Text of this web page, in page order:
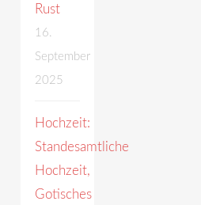
Rust
16.
September
2025
Hochzeit:
Standesamtliche
Hochzeit,
Gotisches